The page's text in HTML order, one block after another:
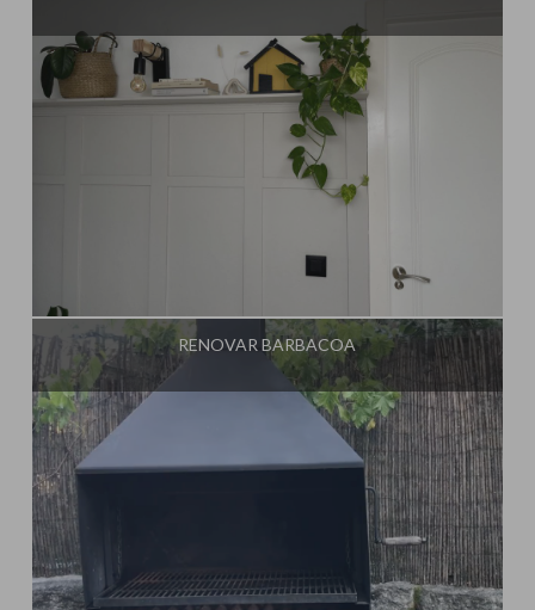
RENOVAR BARBACOA